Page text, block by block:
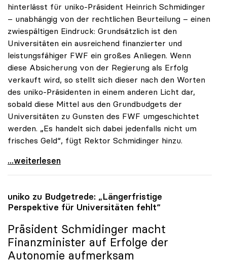
hinterlässt für uniko-Präsident Heinrich Schmidinger
– unabhängig von der rechtlichen Beurteilung – einen
zwiespältigen Eindruck: Grundsätzlich ist den
Universitäten ein ausreichend finanzierter und
leistungsfähiger FWF ein großes Anliegen. Wenn
diese Absicherung von der Regierung als Erfolg
verkauft wird, so stellt sich dieser nach den Worten
des uniko-Präsidenten in einem anderen Licht dar,
sobald diese Mittel aus den Grundbudgets der
Universitäten zu Gunsten des FWF umgeschichtet
werden. „Es handelt sich dabei jedenfalls nicht um
frisches Geld“, fügt Rektor Schmidinger hinzu.
Schmidinger zu FWF-Finanzierung: „Reserven sind
...weiterlesen
uniko zu Budgetrede: „Längerfristige
Perspektive für Universitäten fehlt“
Präsident Schmidinger macht
Finanzminister auf Erfolge der
Autonomie aufmerksam